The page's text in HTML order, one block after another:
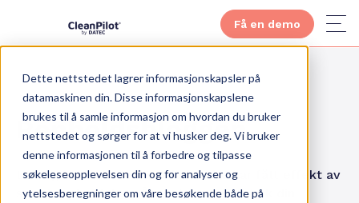
Dette nettstedet lagrer informasjonskapsler på
datamaskinen din. Disse informasjonskapslene
brukes til å samle informasjon om hvordan du bruker
nettstedet og sørger for at vi husker deg. Vi bruker
denne informasjonen til å forbedre og tilpasse
søkeleseopplevelsen din og for analyser og
ytelsesberegninger om våre besøkende både på
Få en demo
Renholdsbloggen
La deg inspirere av hvordan andre har fått effekt av
smart renhold, les våre referanser, og øk din